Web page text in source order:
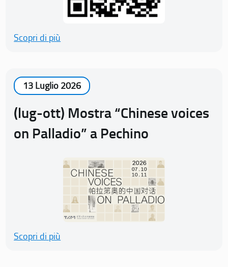
Scopri di più
13 Luglio 2026
(lug-ott) Mostra “Chinese voices
on Palladio” a Pechino
Scopri di più